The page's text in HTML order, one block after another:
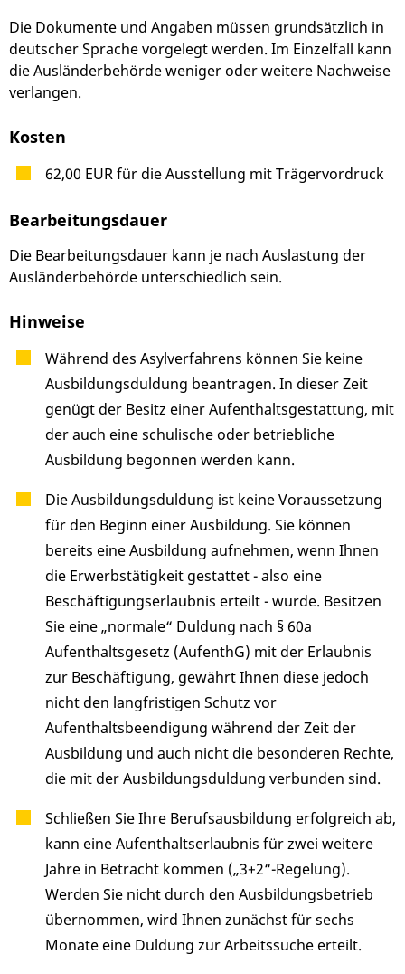
Die Dokumente und Angaben müssen grundsätzlich in
deutscher Sprache vorgelegt werden. Im Einzelfall kann
die Ausländerbehörde weniger oder weitere Nachweise
verlangen.
Kosten
62,00 EUR für die Ausstellung mit Trägervordruck
Bearbeitungsdauer
Die Bearbeitungsdauer kann je nach Auslastung der
Ausländerbehörde unterschiedlich sein.
Hinweise
Während des Asylverfahrens können Sie keine
Ausbildungsduldung beantragen. In dieser Zeit
genügt der Besitz einer Aufenthaltsgestattung, mit
der auch eine schulische oder betriebliche
Ausbildung begonnen werden kann.
Die Ausbildungsduldung ist keine Voraussetzung
für den Beginn einer Ausbildung. Sie können
bereits eine Ausbildung aufnehmen, wenn Ihnen
die Erwerbstätigkeit gestattet - also eine
Beschäftigungserlaubnis erteilt - wurde. Besitzen
Sie eine „normale“ Duldung nach § 60a
Aufenthaltsgesetz (AufenthG) mit der Erlaubnis
zur Beschäftigung, gewährt Ihnen diese jedoch
nicht den langfristigen Schutz vor
Aufenthaltsbeendigung während der Zeit der
Ausbildung und auch nicht die besonderen Rechte,
die mit der Ausbildungsduldung verbunden sind.
Schließen Sie Ihre Berufsausbildung erfolgreich ab,
kann eine Aufenthaltserlaubnis für zwei weitere
Jahre in Betracht kommen („3+2“-Regelung).
Werden Sie nicht durch den Ausbildungsbetrieb
übernommen, wird Ihnen zunächst für sechs
Monate eine Duldung zur Arbeitssuche erteilt.